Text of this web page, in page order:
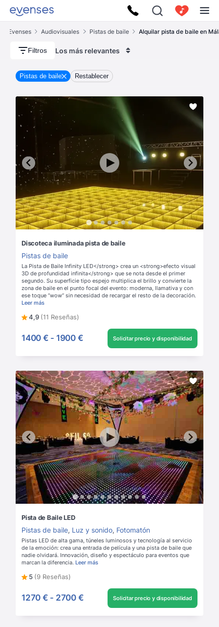
Evenses Audiovisuales Pistas de baile Alquilar pista de baile en
Filtros Los más relevantes
Pistas de baile Restablecer
Discoteca iluminada pista de baile
Pistas de baile
La Pista de Baile Infinity LED</strong> crea un <strong>efecto visual
3D de profundidad infinita</strong> que se nota desde el primer
segundo. Su superficie tipo espejo multiplica el brillo y convierte la
zona de baile en el punto focal del evento: moderna, llamativa y con
ese toque “wow” sin necesidad de recargar el resto de la decoración.
Leer más
4,9 (11 Reseñas)
1400 € - 1900 € Solicitar precio y disponibilidad
Pista de Baile LED
Pistas de baile, Luz y sonido, Fotomatón
Pistas LED de alta gama, túneles luminosos y tecnología al servicio
de la emoción: crea una entrada de película y una pista de baile que
nadie olvidará. Innovación, diseño y espectáculo para eventos que
marcan la diferencia. Leer más
5 (9 Reseñas)
1270 € - 2700 € Solicitar precio y disponibilidad